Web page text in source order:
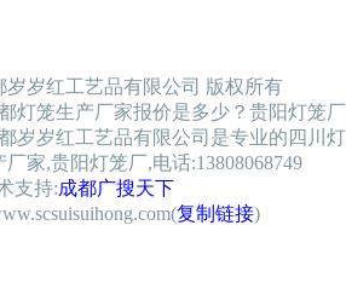
岁岁红工艺品有限公司 版权所有
灯笼生产厂家报价是多少？贵阳灯笼厂
岁岁红工艺品有限公司是专业的四川灯
家,贵阳灯笼厂,电话:13808068749
支持:成都广搜天下
复制链接)